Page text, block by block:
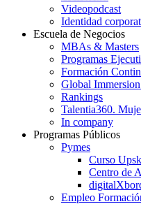
Videopodcast
Identidad
Escuela de Negocios
MBAs & Masters
Programas
Formación
Global
Rankings
Talentia360.
In company
Programas Públicos
Pymes
Curso
Centro de
Empleo